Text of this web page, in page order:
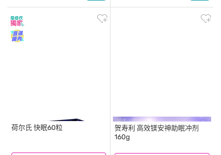
荷尔氏快眠60粒 贺寿利 高效镁安神助眠冲剂
160g